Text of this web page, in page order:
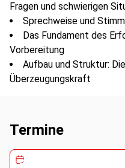
Fragen und schwierigen
Sprechweise und
Das Fundament des
Vorbereitung
Aufbau und Struktur:
Überzeugungskraft
Trainieren & Feedback
oder Verkaufsgesprächen
Termine